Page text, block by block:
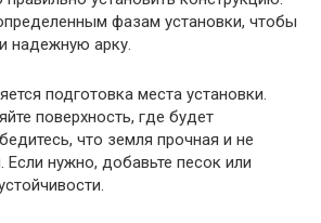
фазам установки, чтобы
надежную арку.
подготовка места установки.
поверхность, где будет
что земля прочная и не
Если нужно, добавьте песок или